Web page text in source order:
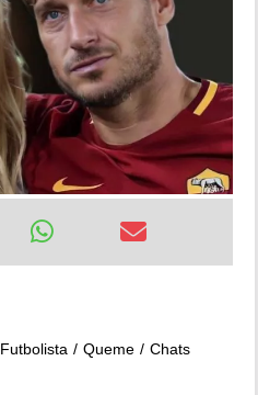
Futbolista Queme
Chats